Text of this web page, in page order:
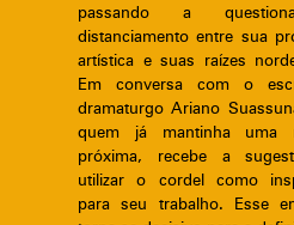
passando a
distanciamento entre sua
artística e suas raízes
Em conversa com o
dramaturgo Ariano
quem já mantinha uma
próxima, recebe a
utilizar o cordel como
para seu trabalho. Esse